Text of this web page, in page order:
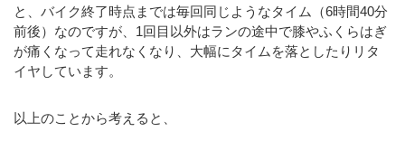
と、バイク終了時点までは毎回同じようなタイム（6時間40分
前後）なのですが、1回目以外はランの途中で膝やふくらはぎ
が痛くなって走れなくなり、大幅にタイムを落としたりリタ
イヤしています。
以上のことから考えると、